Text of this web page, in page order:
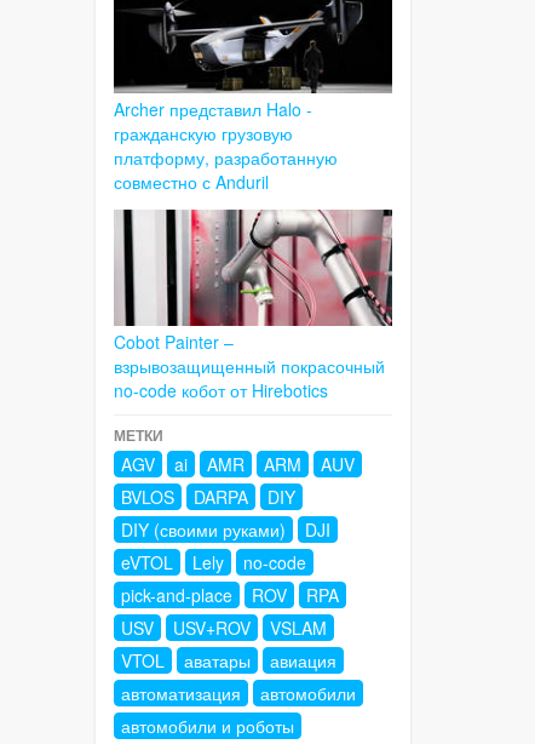
Archer представил Halo -
гражданскую грузовую
платформу, разработанную
совместно с Anduril
Cobot Painter –
взрывозащищенный покрасочный
no-code кобот от Hirebotics
МЕТКИ
AGV ai AMR ARM
AUV
BVLOS
DARPA
DIY
DIY (своими руками)
DJI
eVTOL
Lely
no-code
pick-and-place
ROV
RPA
USV
USV+ROV
VSLAM
VTOL
аватары
авиация
автоматизация
автомобили
автомобили и роботы